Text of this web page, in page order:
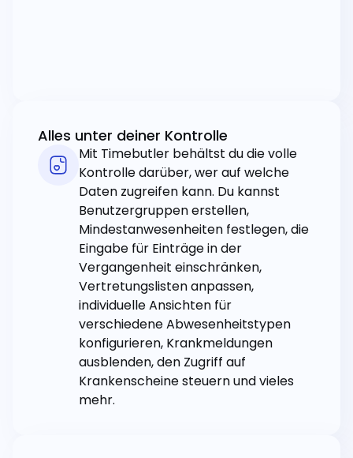
Alles unter deiner Kontrolle
Mit Timebutler behältst du die volle
Kontrolle darüber, wer auf welche
Daten zugreifen kann. Du kannst
Benutzergruppen erstellen,
Mindestanwesenheiten festlegen, die
Eingabe für Einträge in der
Vergangenheit einschränken,
Vertretungslisten anpassen,
individuelle Ansichten für
verschiedene Abwesenheitstypen
konfigurieren, Krankmeldungen
ausblenden, den Zugriff auf
Krankenscheine steuern und vieles
mehr.